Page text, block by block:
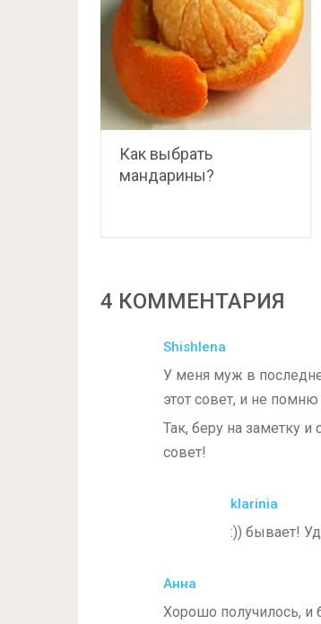
Как выбрать
мандарины?
4 КОММЕНТАРИЯ
Shishlena
У меня муж в
этот совет, и не
Так, беру на заметку
совет!
klarinia
:)) бывает!
Анна
Хорошо получилось, и